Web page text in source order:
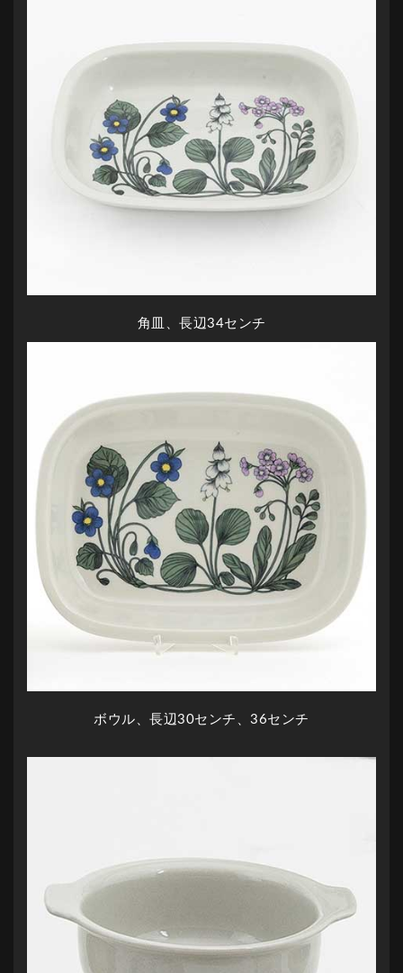
角皿、長辺34センチ
ボウル、長辺30センチ、36センチ